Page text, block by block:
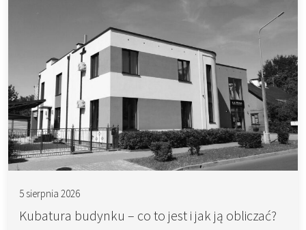
5 sierpnia 2026
Kubatura budynku – co to jest i jak ją obliczać?